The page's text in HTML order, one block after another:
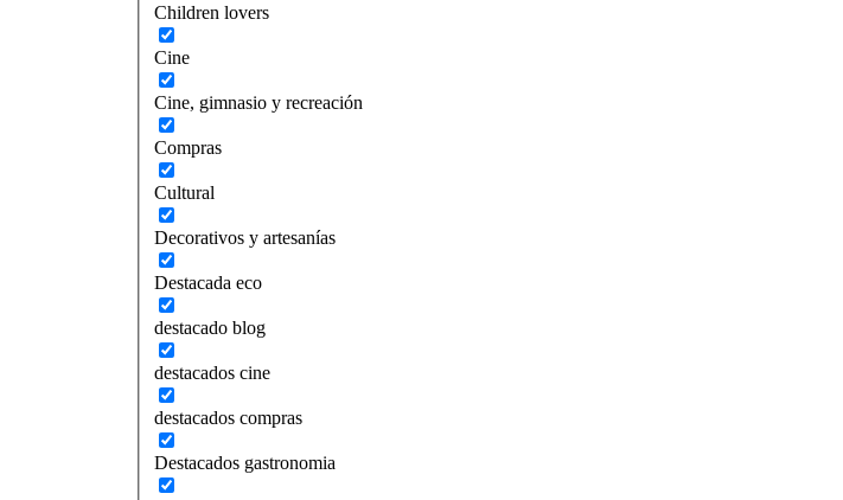
Children lovers
Cine
Cine, gimnasio y recreación
Compras
Cultural
Decorativos y artesanías
Destacada eco
destacado blog
destacados cine
destacados compras
Destacados gastronomia